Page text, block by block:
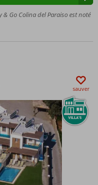
& Go Colina del Paraiso est noté
sauver